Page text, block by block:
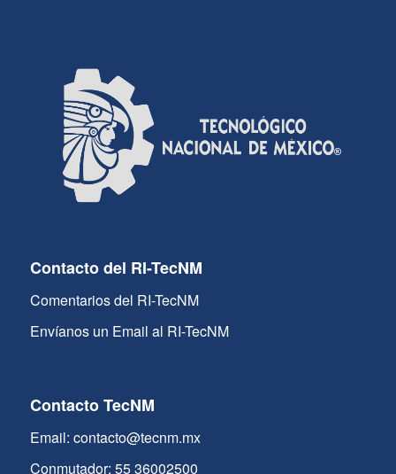
Contacto del RI-TecNM
Comentarios del RI-TecNM
Envíanos un Email al RI-TecNM
Contacto TecNM
Email: contacto@tecnm.mx
Conmutador: 55 36002500